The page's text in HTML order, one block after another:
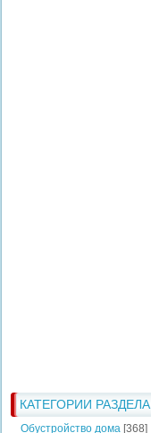
КАТЕГОРИИ РАЗДЕЛА
Обустройство дома [368]